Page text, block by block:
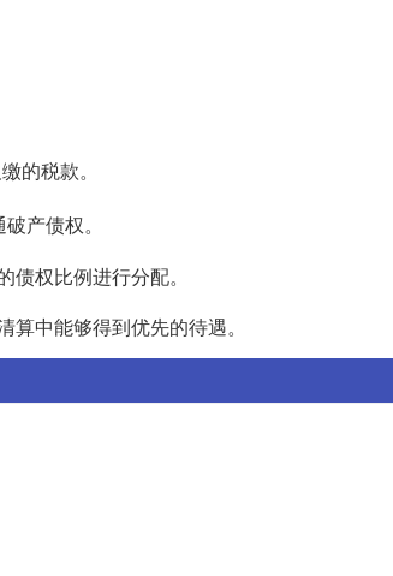
的税款。
产债权。
权比例进行分配。
中能够得到优先的待遇。